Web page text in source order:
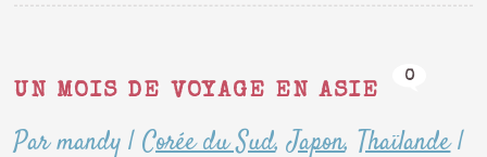
UN MOIS DE VOYAGE EN ASIE
0
Par mandy |Corée du Sud,Japon,Thaïlande|